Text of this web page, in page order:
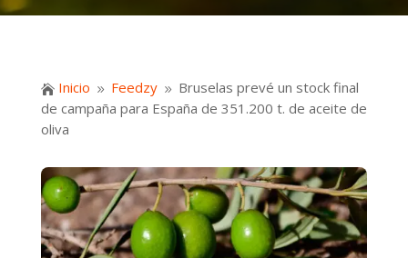
 Inicio 9 Feedzy 9 Bruselas prevé un stock final
de campaña para España de 351.200 t. de aceite de
oliva